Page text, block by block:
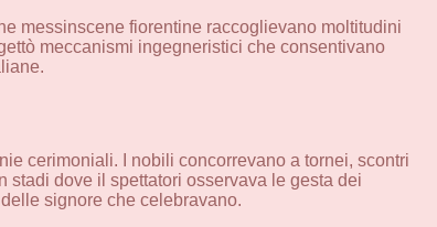
messinscene fiorentine raccoglievano moltitudini
meccanismi ingegneristici che consentivano
cerimoniali. I nobili concorrevano a tornei, scontri
dove il spettatori osservava le gesta dei
signore che celebravano.